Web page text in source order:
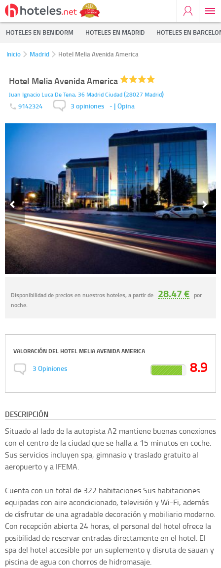
HOTELES EN BENIDORM HOTELES EN MADRID HOTELES EN
Inicio Madrid Hotel Melia Avenida America
Hotel Melia Avenida America
Juan Ignacio Luca De Tena, 36 Madrid Ciudad(28027 Madrid)
9142324 3 opiniones - | Opina
Disponibilidad de precios en nuestros hoteles, a partir de 28.47 € por
noche.
VALORACIÓN DEL HOTEL MELIA AVENIDA AMERICA
3Opiniones 8.9
DESCRIPCIÓN
Situado al lado de la autopista A2 mantiene buenas conexiones
con el centro de la ciudad que se halla a 15 minutos en coche.
Sus servicios incluyen spa, gimnasio y traslado gratuito al
aeropuerto y a IFEMA.
Cuenta con un total de 322 habitaciones Sus habitaciones
equipadas con aire acondicionado, televisión y Wi-Fi, además
de disfrutar de una agradable decoración y mobiliario moderno.
Con recepción abierta 24 horas, el personal del hotel ofrece la
posibilidad de reservar entradas directamente en el hotel. El
spa del hotel accesible por un suplemento y disruta de sauan y
piscina de agua con chorros de hidromasaje.